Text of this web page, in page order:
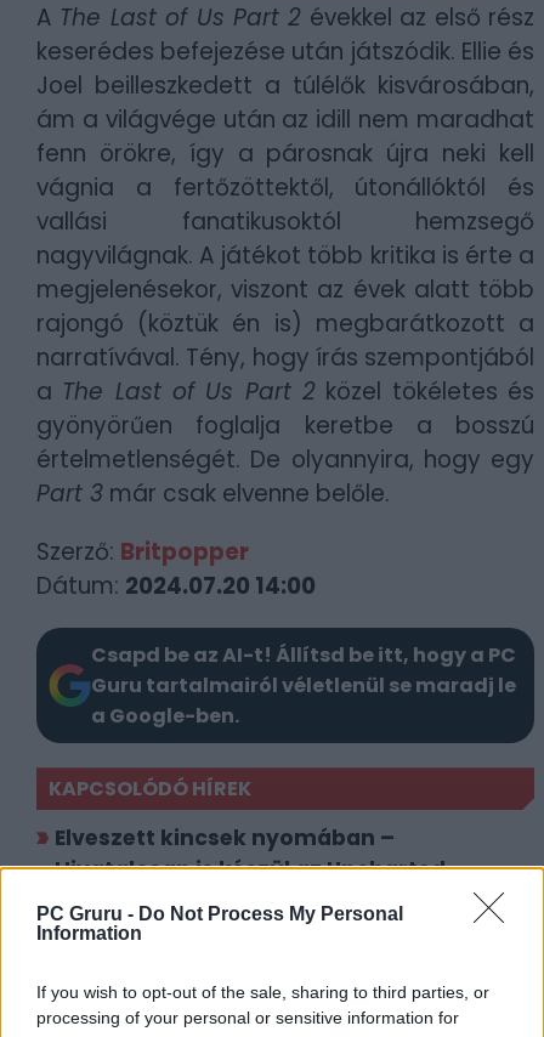
PC Gruru - Do Not Process My Personal
Information
If you wish to opt-out of the sale, sharing to third parties, or
processing of your personal or sensitive information for
A The Last of Us Part 2 évekkel az első rész
keserédes befejezése után játszódik. Ellie és
Joel beilleszkedett a túlélők kisvárosában,
ám a világvége után az idill nem maradhat
fenn örökre, így a párosnak újra neki kell
vágnia a fertőzöttektől, útonállóktól és
vallási fanatikusoktól hemzsegő
nagyvilágnak. A játékot több kritika is érte a
megjelenésekor, viszont az évek alatt több
rajongó (köztük én is) megbarátkozott a
narratívával. Tény, hogy írás szempontjából
a The Last of Us Part 2 közel tökéletes és
gyönyörűen foglalja keretbe a bosszú
értelmetlenségét. De olyannyira, hogy egy
Part 3 már csak elvenne belőle.
Szerző: Britpopper
Dátum: 2024.07.20 14:00
Csapd be az AI-t! Állítsd be itt, hogy a PC
Guru tartalmairól véletlenül se maradj le
a Google-ben.
KAPCSOLÓDÓ HÍREK
Elveszett kincsek nyomában –
Hivatalosan is készül az Uncharted
folytatása
Ellie tetoválását is megcsodálhatjuk a The